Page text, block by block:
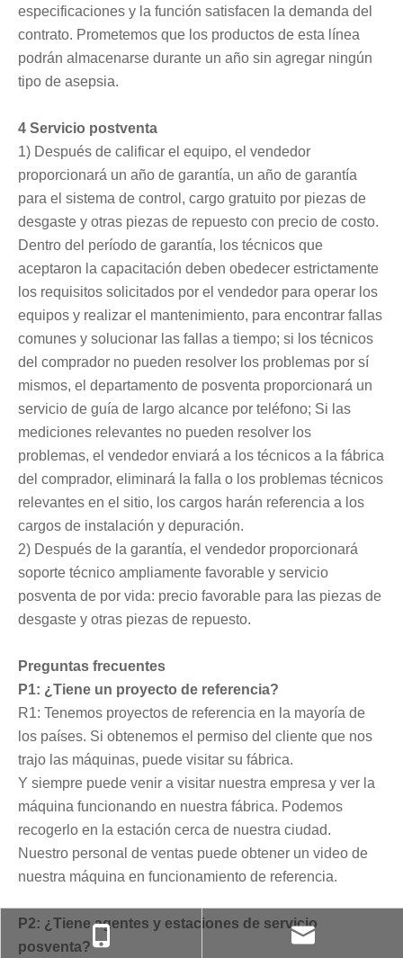
especificaciones y la función satisfacen la demanda del
contrato. Prometemos que los productos de esta línea
podrán almacenarse durante un año sin agregar ningún
tipo de asepsia.
4 Servicio postventa
1) Después de calificar el equipo, el vendedor
proporcionará un año de garantía, un año de garantía
para el sistema de control, cargo gratuito por piezas de
desgaste y otras piezas de repuesto con precio de costo.
Dentro del período de garantía, los técnicos que
aceptaron la capacitación deben obedecer estrictamente
los requisitos solicitados por el vendedor para operar los
equipos y realizar el mantenimiento, para encontrar fallas
comunes y solucionar las fallas a tiempo; si los técnicos
del comprador no pueden resolver los problemas por sí
mismos, el departamento de posventa proporcionará un
servicio de guía de largo alcance por teléfono; Si las
mediciones relevantes no pueden resolver los
problemas, el vendedor enviará a los técnicos a la fábrica
del comprador, eliminará la falla o los problemas técnicos
relevantes en el sitio, los cargos harán referencia a los
cargos de instalación y depuración.
2) Después de la garantía, el vendedor proporcionará
soporte técnico ampliamente favorable y servicio
posventa de por vida: precio favorable para las piezas de
desgaste y otras piezas de repuesto.
Preguntas frecuentes
P1: ¿Tiene un proyecto de referencia?
R1: Tenemos proyectos de referencia en la mayoría de
los países. Si obtenemos el permiso del cliente que nos
trajo las máquinas, puede visitar su fábrica.
Y siempre puede venir a visitar nuestra empresa y ver la
máquina funcionando en nuestra fábrica. Podemos
recogerlo en la estación cerca de nuestra ciudad.
Nuestro personal de ventas puede obtener un video de
nuestra máquina en funcionamiento de referencia.
P2: ¿Tiene agentes y estaciones de servicio
posventa?